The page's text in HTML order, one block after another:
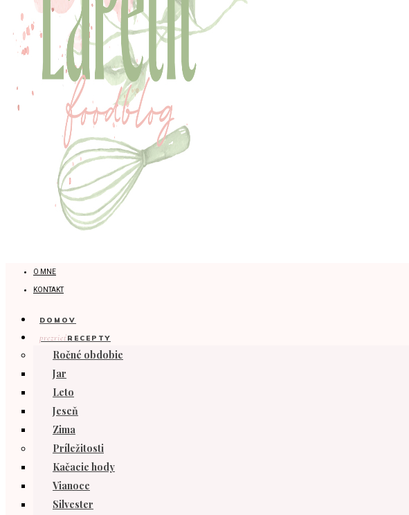
O MNE
KONTAKT
DOMOV
prezrieťRECEPTY
Ročné obdobie
Jar
Leto
Jeseň
Zima
Príležitosti
Kačacie hody
Vianoce
Silvester